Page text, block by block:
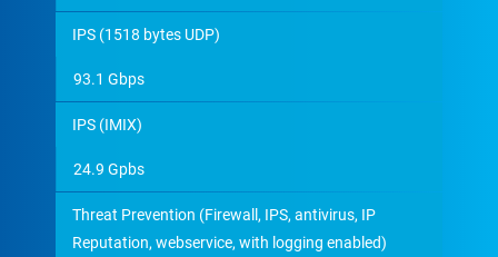
IPS (1518 bytes UDP)
93.1 Gbps
IPS (IMIX)
24.9 Gpbs
Threat Prevention (Firewall, IPS, antivirus, IP
Reputation, webservice, with logging enabled)